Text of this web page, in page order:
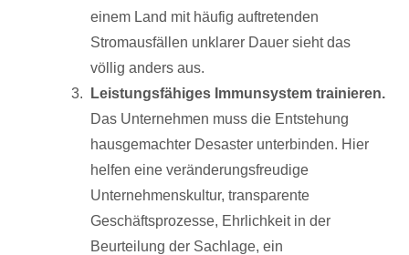
einem Land mit häufig auftretenden
Stromausfällen unklarer Dauer sieht das
völlig anders aus.
Leistungsfähiges Immunsystem trainieren.
Das Unternehmen muss die Entstehung
hausgemachter Desaster unterbinden. Hier
helfen eine veränderungsfreudige
Unternehmenskultur, transparente
Geschäftsprozesse, Ehrlichkeit in der
Beurteilung der Sachlage, ein